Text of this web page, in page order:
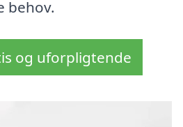
behov.
og uforpligtende